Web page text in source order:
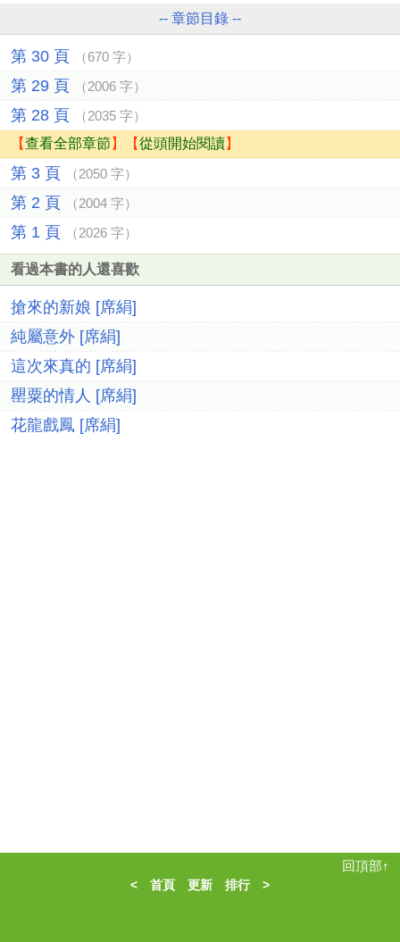
-- 章節目錄 --
第 30 頁 （670 字）
第 29 頁 （2006 字）
第 28 頁 （2035 字）
【查看全部章節 】【從頭開始閱讀】
第 3 頁 （2050 字）
第 2 頁 （2004 字）
第 1 頁 （2026 字）
看過本書的人還喜歡
搶來的新娘 [席絹]
純屬意外 [席絹]
這次來真的 [席絹]
罌粟的情人 [席絹]
花龍戲鳳 [席絹]
回頂部↑
< 首頁 更新 排行>